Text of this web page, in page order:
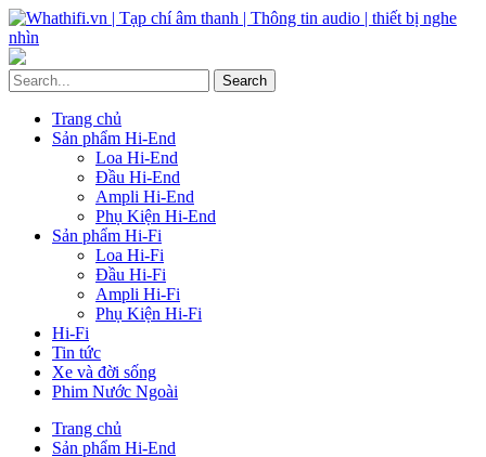
Trang chủ
Sản phẩm Hi-End
Loa Hi-End
Đầu Hi-End
Ampli Hi-End
Phụ Kiện Hi-End
Sản phẩm Hi-Fi
Loa Hi-Fi
Đầu Hi-Fi
Ampli Hi-Fi
Phụ Kiện Hi-Fi
Hi-Fi
Tin tức
Xe và đời sống
Phim Nước Ngoài
Trang chủ
Sản phẩm Hi-End